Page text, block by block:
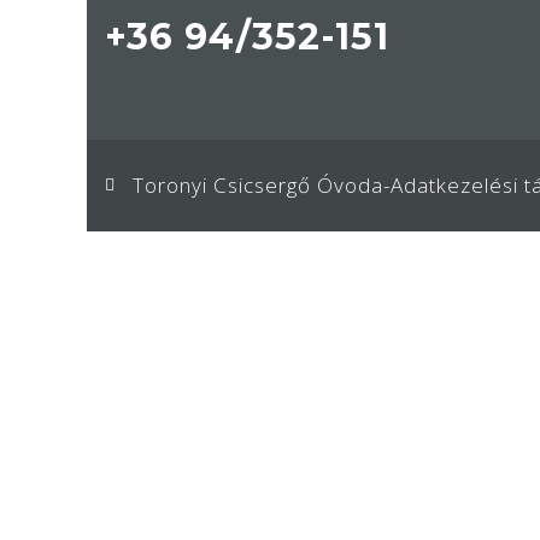
+36 94/352-151
Toronyi Csicsergő Óvoda-Adatkezelési